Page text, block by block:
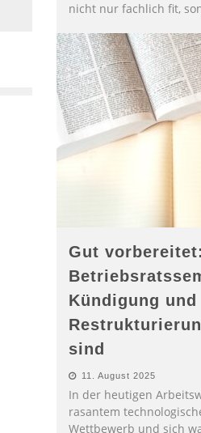
nicht nur fachlich fit,
Gut
Kündigung und
sind
11. August 2025
In der heutigen
rasantem
Wettbewerb und sich